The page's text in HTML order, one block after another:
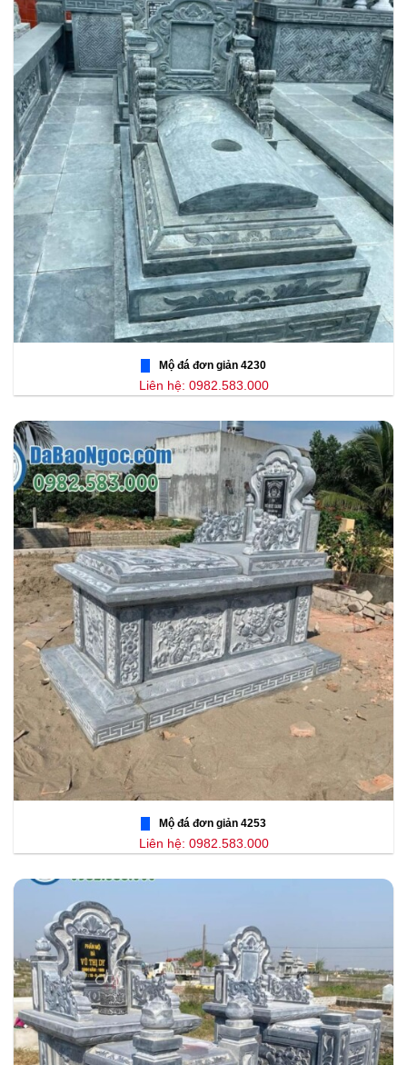
Mộ đá đơn giản 4230
Liên hệ: 0982.583.000
Mộ đá đơn giản 4253
Liên hệ: 0982.583.000